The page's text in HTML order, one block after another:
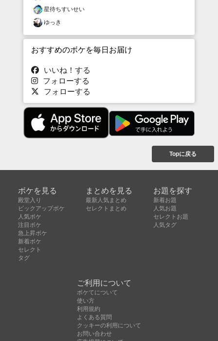
星待ちすいせい
ゆっき
おすすめのボケを毎日お届け
いいね！する
フォローする
フォローする
Topに戻る
ボケを見る
殿堂入り
ピックアップボケ
人気ボケ
注目ボケ
急上昇ボケ
新着ボケ
セレクト
タグ
まとめを見る
最新人気まとめ
セレクトまとめ
お題を探す
新着お題
人気お題
セレクトお題
人気タグ
ご利用について
ボケてについて
使い方
利用規約
よくある質問
クッキーの利用について
お問い合わせ